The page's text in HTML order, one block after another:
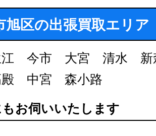
旭区の出張買取エリア
江 今市 大宮 清水
中宮 森小路
お伺いいたします